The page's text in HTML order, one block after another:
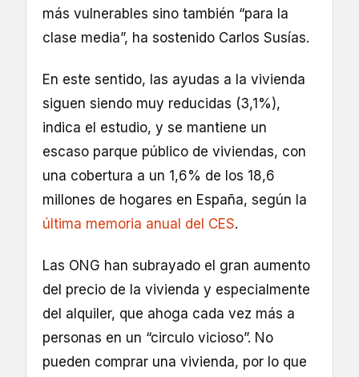
más vulnerables sino también “para la
clase media”, ha sostenido Carlos Susías.
En este sentido, las ayudas a la vivienda
siguen siendo muy reducidas (3,1%),
indica el estudio, y se mantiene un
escaso parque público de viviendas, con
una cobertura a un 1,6% de los 18,6
millones de hogares en España, según la
última memoria anual del CES.
Las ONG han subrayado el gran aumento
del precio de la vivienda y especialmente
del alquiler, que ahoga cada vez más a
personas en un “circulo vicioso”. No
pueden comprar una vivienda, por lo que